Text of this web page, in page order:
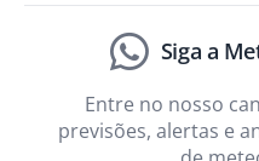
Siga a
Entre no nosso
previsões, alertas e